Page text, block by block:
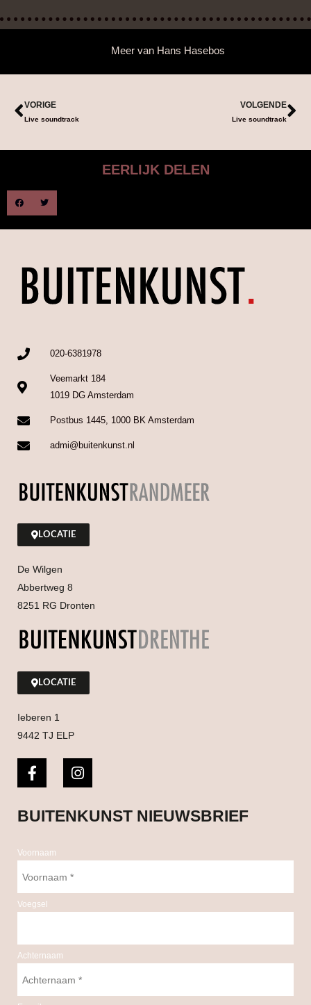
Meer van Hans Hasebos
VORIGE
Live soundtrack
VOLGENDE
Live soundtrack
EERLIJK DELEN
020-6381978
Veemarkt 184
1019 DG Amsterdam
Postbus 1445, 1000 BK Amsterdam
admi@buitenkunst.nl
LOCATIE
De Wilgen
Abbertweg 8
8251 RG Dronten
LOCATIE
Ieberen 1
9442 TJ ELP
BUITENKUNST NIEUWSBRIEF
Voornaam
Voegsel
Achternaam